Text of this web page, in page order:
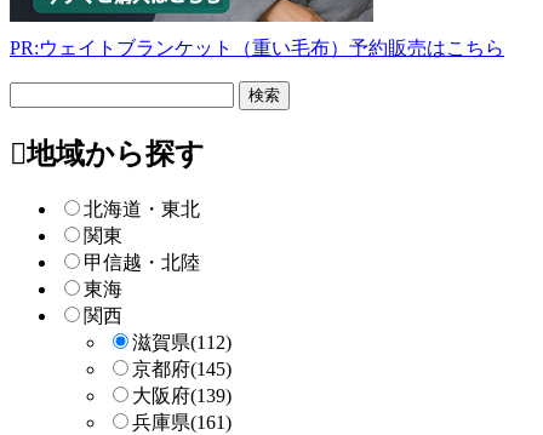
PR:ウェイトブランケット（重い毛布）予約販売はこちら
ー
検地域から探す
北海道・東北
関東
甲信越・北陸
東海
関西
滋賀県(112)
京都府(145)
大阪府(139)
兵庫県(161)